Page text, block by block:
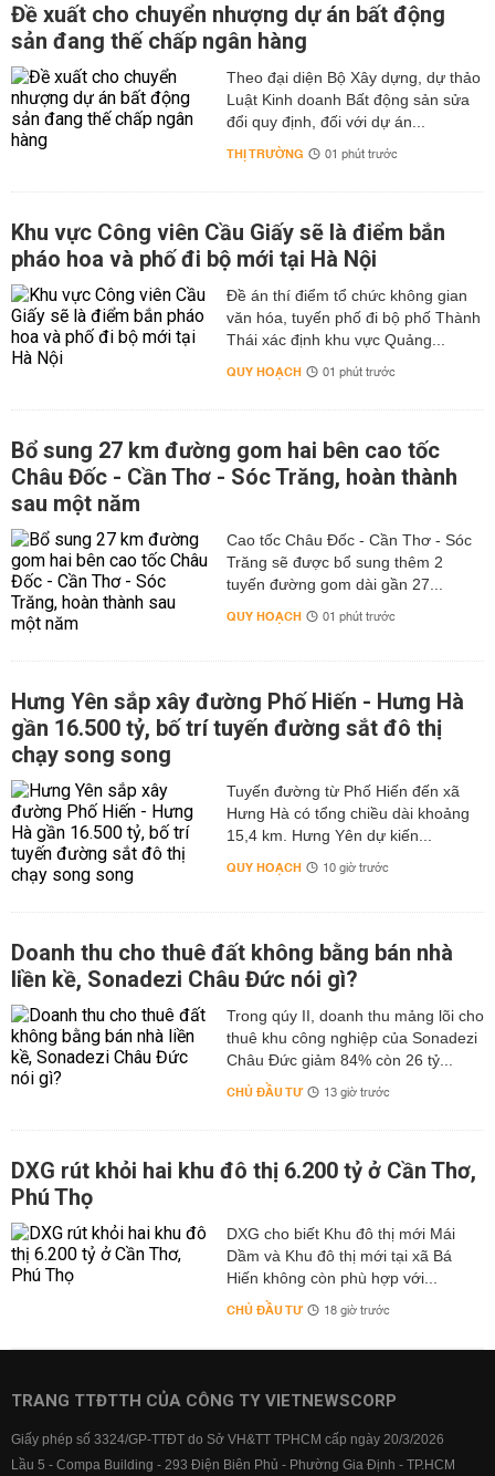
Đề xuất cho chuyển nhượng dự án bất động
sản đang thế chấp ngân hàng
Theo đại diện Bộ Xây dựng, dự thảo
Luật Kinh doanh Bất động sản sửa
đổi quy định, đối với dự án...
THỊ TRƯỜNG 01 phút trước
Khu vực Công viên Cầu Giấy sẽ là điểm bắn
pháo hoa và phố đi bộ mới tại Hà Nội
Đề án thí điểm tổ chức không gian
văn hóa, tuyến phố đi bộ phố Thành
Thái xác định khu vực Quảng...
QUY HOẠCH 01 phút trước
Bổ sung 27 km đường gom hai bên cao tốc
Châu Đốc - Cần Thơ - Sóc Trăng, hoàn thành
sau một năm
Cao tốc Châu Đốc - Cần Thơ - Sóc
Trăng sẽ được bổ sung thêm 2
tuyến đường gom dài gần 27...
QUY HOẠCH 01 phút trước
Hưng Yên sắp xây đường Phố Hiến - Hưng Hà
gần 16.500 tỷ, bố trí tuyến đường sắt đô thị
chạy song song
Tuyến đường từ Phố Hiến đến xã
Hưng Hà có tổng chiều dài khoảng
15,4 km. Hưng Yên dự kiến...
QUY HOẠCH 10 giờ trước
Doanh thu cho thuê đất không bằng bán nhà
liền kề, Sonadezi Châu Đức nói gì?
Trong qúy II, doanh thu mảng lõi cho
thuê khu công nghiệp của Sonadezi
Châu Đức giảm 84% còn 26 tỷ...
CHỦ ĐẦU TƯ 13 giờ trước
DXG rút khỏi hai khu đô thị 6.200 tỷ ở Cần Thơ,
Phú Thọ
DXG cho biết Khu đô thị mới Mái
Dầm và Khu đô thị mới tại xã Bá
Hiến không còn phù hợp với...
CHỦ ĐẦU TƯ 18 giờ trước
TRANG TTĐTTH CỦA CÔNG TY VIETNEWSCORP
Giấy phép số 3324/GP-TTĐT do Sở VH&TT TPHCM cấp ngày 20/3/2026
Lầu 5 - Compa Building - 293 Điện Biên Phủ - Phường Gia Định - TP.HCM